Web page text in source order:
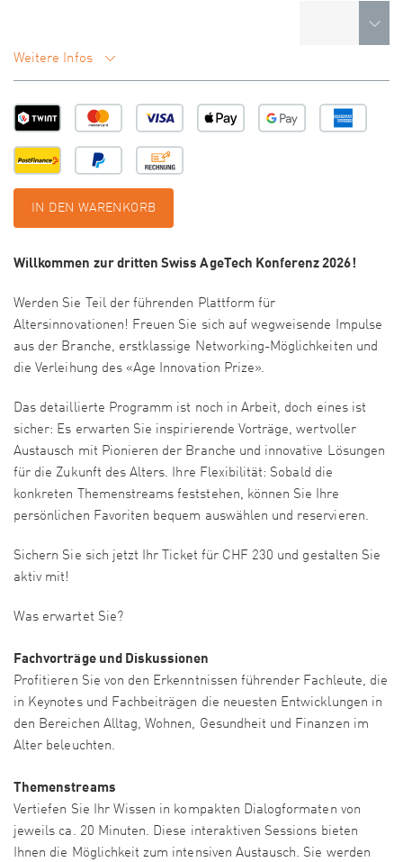
Weitere Infos
IN DEN WARENKORB
Willkommen zur dritten Swiss AgeTech Konferenz 2026!
Werden Sie Teil der führenden Plattform für
Altersinnovationen! Freuen Sie sich auf wegweisende Impulse
aus der Branche, erstklassige Networking-Möglichkeiten und
die Verleihung des «Age Innovation Prize».
Das detaillierte Programm ist noch in Arbeit, doch eines ist
sicher: Es erwarten Sie inspirierende Vorträge, wertvoller
Austausch mit Pionieren der Branche und innovative Lösungen
für die Zukunft des Alters. Ihre Flexibilität: Sobald die
konkreten Themenstreams feststehen, können Sie Ihre
persönlichen Favoriten bequem auswählen und reservieren.
Sichern Sie sich jetzt Ihr Ticket für CHF 230 und gestalten Sie
aktiv mit!
Was erwartet Sie?
Fachvorträge und Diskussionen
Profitieren Sie von den Erkenntnissen führender Fachleute, die
in Keynotes und Fachbeiträgen die neuesten Entwicklungen in
den Bereichen Alltag, Wohnen, Gesundheit und Finanzen im
Alter beleuchten.
Themenstreams
Vertiefen Sie Ihr Wissen in kompakten Dialogformaten von
jeweils ca. 20 Minuten. Diese interaktiven Sessions bieten
Ihnen die Möglichkeit zum intensiven Austausch. Sie werden